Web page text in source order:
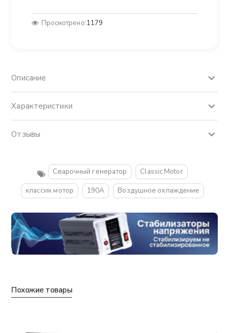
Просмотрено:1179
Описание
Характеристики
Отзывы
Сварочный генератор
Classic Motor
классик мотор
190A Воздушное охлаждение
Похожие товары